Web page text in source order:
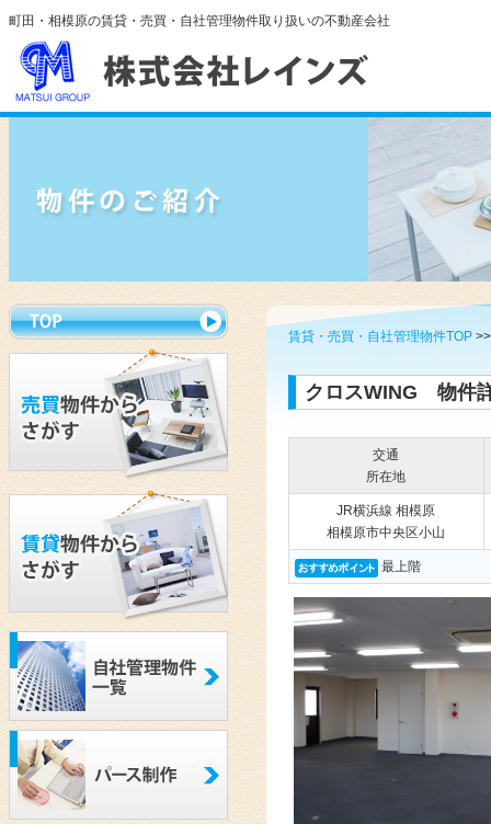
町田・相模原の賃貸・売買・自社管理物件取り扱いの不動産会社
賃貸・売買・自社管理物件TOP
クロスWING 物件
交通
所在地
JR横浜線 相模原
相模原市中央区小山
最上階